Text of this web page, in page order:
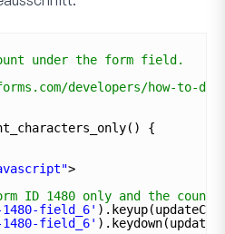
under the form field.
developers/how-to-
{
>
ID 1480 only and the count
1480-field_6'
1480-field_6'